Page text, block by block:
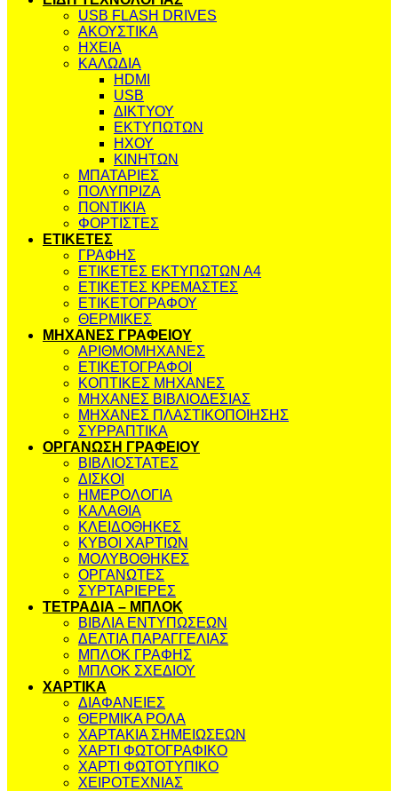
USB FLASH DRIVES
ΑΚΟΥΣΤΙΚΑ
ΗΧΕΙΑ
ΚΑΛΩΔΙΑ
HDMI
USB
ΔΙΚΤΥΟΥ
ΕΚΤΥΠΩΤΩΝ
ΗΧΟΥ
ΚΙΝΗΤΩΝ
ΜΠΑΤΑΡΙΕΣ
ΠΟΛΥΠΡΙΖΑ
ΠΟΝΤΙΚΙΑ
ΦΟΡΤΙΣΤΕΣ
ΕΤΙΚΕΤΕΣ
ΓΡΑΦΗΣ
ΕΤΙΚΕΤΕΣ ΕΚΤΥΠΩΤΩΝ Α4
ΕΤΙΚΕΤΕΣ ΚΡΕΜΑΣΤΕΣ
ΕΤΙΚΕΤΟΓΡΑΦΟΥ
ΘΕΡΜΙΚΕΣ
ΜΗΧΑΝΕΣ ΓΡΑΦΕΙΟΥ
ΑΡΙΘΜΟΜΗΧΑΝΕΣ
ΕΤΙΚΕΤΟΓΡΑΦΟΙ
ΚΟΠΤΙΚΕΣ ΜΗΧΑΝΕΣ
ΜΗΧΑΝΕΣ ΒΙΒΛΙΟΔΕΣΙΑΣ
ΜΗΧΑΝΕΣ ΠΛΑΣΤΙΚΟΠΟΙΗΣΗΣ
ΣΥΡΡΑΠΤΙΚΑ
ΟΡΓΑΝΩΣΗ ΓΡΑΦΕΙΟΥ
ΒΙΒΛΙΟΣΤΑΤΕΣ
ΔΙΣΚΟΙ
ΗΜΕΡΟΛΟΓΙΑ
ΚΑΛΑΘΙΑ
ΚΛΕΙΔΟΘΗΚΕΣ
ΚΥΒΟΙ ΧΑΡΤΙΩΝ
ΜΟΛΥΒΟΘΗΚΕΣ
ΟΡΓΑΝΩΤΕΣ
ΣΥΡΤΑΡΙΕΡΕΣ
ΤΕΤΡΑΔΙΑ – ΜΠΛΟΚ
ΒΙΒΛΙΑ ΕΝΤΥΠΩΣΕΩΝ
ΔΕΛΤΙΑ ΠΑΡΑΓΓΕΛΙΑΣ
ΜΠΛΟΚ ΓΡΑΦΗΣ
ΜΠΛΟΚ ΣΧΕΔΙΟΥ
ΧΑΡΤΙΚΑ
ΔΙΑΦΑΝΕΙΕΣ
ΘΕΡΜΙΚΑ ΡΟΛΑ
ΧΑΡΤΑΚΙΑ ΣΗΜΕΙΩΣΕΩΝ
ΧΑΡΤΙ ΦΩΤΟΓΡΑΦΙΚΟ
ΧΑΡΤΙ ΦΩΤΟΤΥΠΙΚΟ
ΧΕΙΡΟΤΕΧΝΙΑΣ